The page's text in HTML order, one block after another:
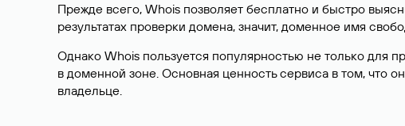
Прежде всего, Whois позволяет бесплатно и быстро
результатах проверки домена, значит, доменное имя
Однако Whois пользуется популярностью не только для
в доменной зоне. Основная ценность сервиса в том, что
владельце.